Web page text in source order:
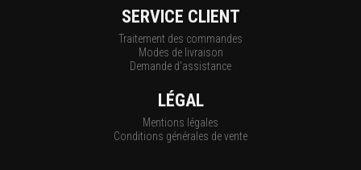
SERVICE CLIENT
Traitement des commandes
Modes de livraison
Demande d'assistance
LÉGAL
Mentions légales
Conditions générales de vente